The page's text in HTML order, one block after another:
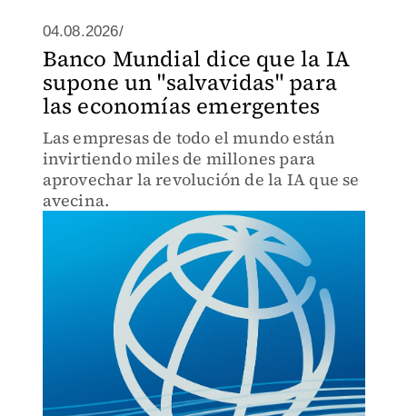
04.08.2026/
Banco Mundial dice que la IA
supone un "salvavidas" para
las economías emergentes
Las empresas de todo el mundo están
invirtiendo miles de millones para
aprovechar la revolución de la IA que se
avecina.